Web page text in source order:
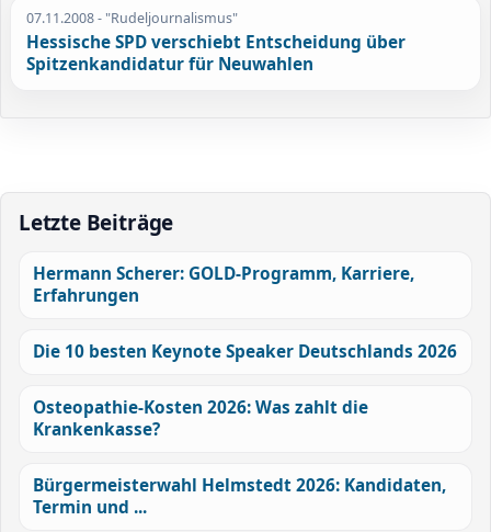
07.11.2008- "Rudeljournalismus"
Hessische SPD verschiebt Entscheidung über
Spitzenkandidatur für Neuwahlen
Letzte Beiträge
Hermann Scherer: GOLD-Programm, Karriere,
Erfahrungen
Die 10 besten Keynote Speaker Deutschlands 2026
Osteopathie-Kosten 2026: Was zahlt die
Krankenkasse?
Bürgermeisterwahl Helmstedt 2026: Kandidaten,
Termin und ...